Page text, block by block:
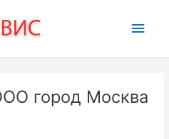
город Москва